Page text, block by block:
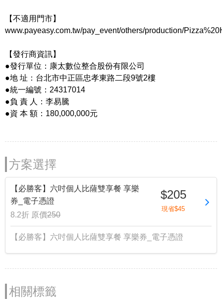
【不適用門市】
www.payeasy.com.tw/pay_event/others/production/
【發行商資訊】
●發行單位：康太數位整合股份有限公司
●地 址：台北市中正區忠孝東路二段9號2樓
●統一編號：24317014
●負 責 人：李易騰
●資 本 額：180,000,000元
方案選擇
【必勝客】六吋個人比薩雙享餐 享樂
券_電子憑證
8.2折 原價250
$205
現省$45
【必勝客】六吋個人比薩雙享餐 享樂券_電子憑證
相關標籤